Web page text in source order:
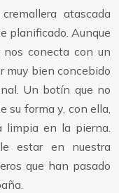
atascada
planificado. Aunque
nos conecta con un
muy bien concebido
Un botín que no
su forma y, con ella,
limpia en la pierna.
estar en nuestra
que han pasado